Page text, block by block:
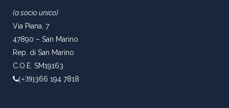
(a socio unico)
Via Piana, 7
47890 – San Marino
Rep. di San Marino
C.O.E. SM19163
(+39)366 194 7818